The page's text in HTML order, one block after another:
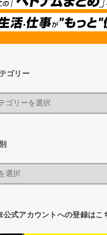
ゴリー
公式アカウントへの登録はこ